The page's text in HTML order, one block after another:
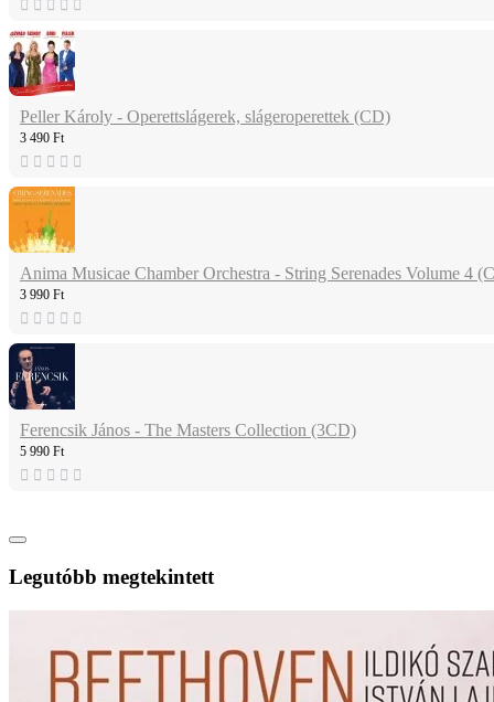
Peller Károly - Operettslágerek, slágeroperettek (CD)
3 490 Ft
Anima Musicae Chamber Orchestra - String Serenades Volume 4
3 990 Ft
Ferencsik János - The Masters Collection (3CD)
5 990 Ft
Legutóbb megtekintett